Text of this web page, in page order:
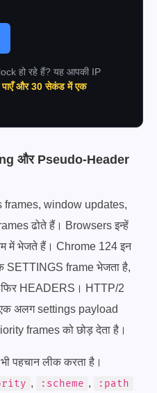
हो रहे हैं? यह आपकी IP
और 30 सेकंड में एक
और Pseudo-Header
frames, window updates,
ढोते हैं। Browsers इन्हें
में भेजते हैं। Chrome 124 इन
SETTINGS frame भेजता है,
HEADERS। HTTP/2
अलग settings payload
frames को छोड़ देता है।
पहचान लीक करता है।
, :scheme , :path